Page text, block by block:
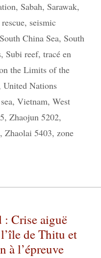
, Sabah, Sarawak,
, seismic
South China Sea, South
, Subi reef, tracé en
the Limits of the
United Nations
, Vietnam, West
, Zhaojun 5202,
, Zhaolai 5403, zone
: Crise aiguë
de Thitu et
à l’épreuve